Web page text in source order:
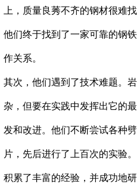
上，质量良莠不齐的钢材很难
他们终于找到了一家可靠的钢
作关系。
其次，他们遇到了技术难题。
杂，但要在实践中发挥出它的
发和改进。他们不断尝试各种
片，先后进行了上百次的实验
积累了丰富的经验，并成功地